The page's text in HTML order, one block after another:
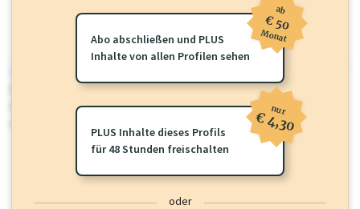
Für dieses Profil gibt es zusätzlichewirtschaft.at PLUS Inhalte
Sie momentan nicht einsehen können. Schalten Sie dieses Profil frei
oder loggen Sie sich ein um diese Inhalte zu sehen.
Abo abschließen und PLUS
Inhalte von allen Profilen sehen
ab
€ 50
Monat
PLUS Inhalte dieses Profils
für 48 Stunden freischalten
nur
€ 4,30
oder